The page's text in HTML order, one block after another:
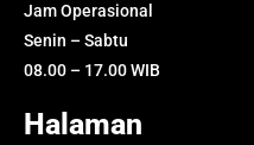
Jam Operasional
Senin – Sabtu
08.00 – 17.00 WIB
Halaman